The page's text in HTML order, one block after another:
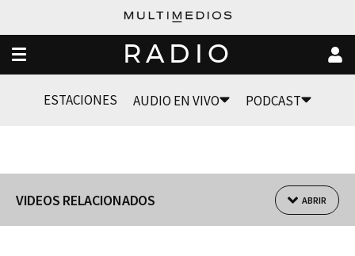
RADIO
ESTACIONES AUDIO EN VIVO PODCAST
VIDEOS RELACIONADOS ABRIR